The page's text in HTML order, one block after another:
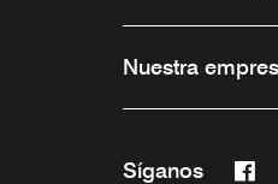
Nuestra
Síganos